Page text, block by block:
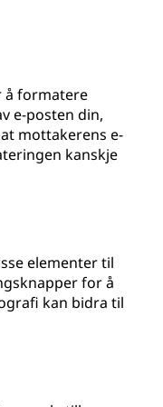
å formatere
e-posten din,
mottakerens e-
kanskje
elementer til
for å
kan bidra til